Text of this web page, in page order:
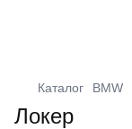
Каталог BMW
Локер